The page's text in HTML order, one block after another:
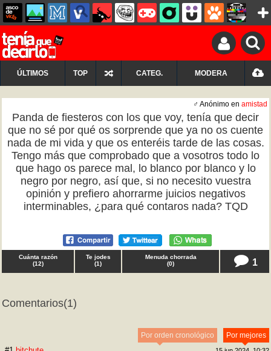
ÚLTIMOS TOP CATEG. MODERA
♂ Anónimo en amistad
Panda de fiesteros con los que voy, tenía que decir
que no sé por qué os sorprende que ya no os cuente
nada de mi vida y que os enteréis tarde de las cosas.
Tengo más que comprobado que a vosotros todo lo
que hago os parece mal, lo blanco por blanco y lo
negro por negro, así que, si no necesito vuestra
opinión y prefiero ahorrarme juicios negativos
interminables, ¿para qué contaros nada? TQD
Cuánta razón
(12)
Te jodes
(1)
Menuda chorrada
(0) 1
Comentarios(1)
Por mejores
Por orden cronológico